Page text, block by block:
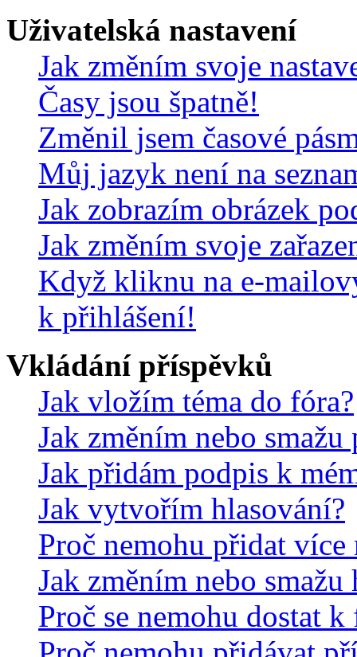
Uživatelská nastavení
Jak změním svoje
Časy jsou špatně!
Změnil jsem časové
Můj jazyk není na
Jak zobrazím obrázek
Jak změním svoje
Když kliknu na e-
k přihlášení!
Vkládání příspěvků
Jak vložím téma do fóra?
Jak změním nebo smažu
Jak přidám podpis k
Jak vytvořím hlasování?
Proč nemohu přidat
Jak změním nebo smažu
Proč se nemohu dostat k